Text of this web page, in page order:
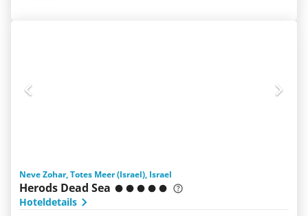
Neve Zohar, Totes Meer (Israel), Israel
Herods Dead Sea
Hoteldetails